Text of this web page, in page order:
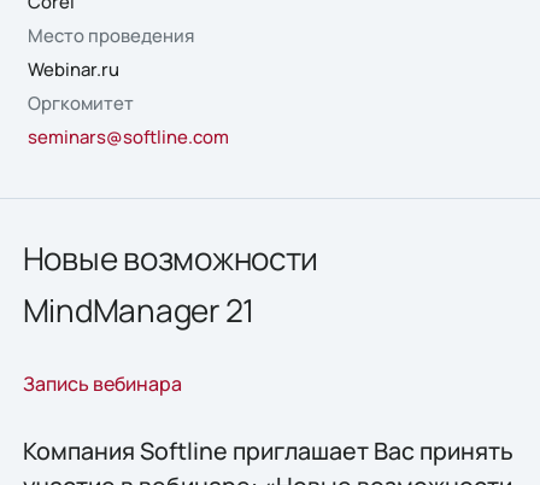
Место проведения
Webinar.ru
Оргкомитет
seminars@softline.com
Новые возможности
MindManager 21
Запись вебинара
Компания Softline приглашает Вас принять